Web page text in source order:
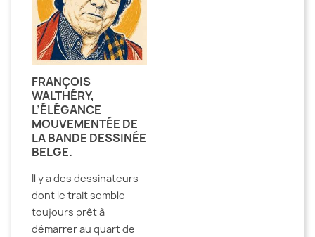
FRANÇOIS
WALTHÉRY,
L’ÉLÉGANCE
MOUVEMENTÉE DE
LA BANDE DESSINÉE
BELGE.
Il y a des dessinateurs
dont le trait semble
toujours prêt à
démarrer au quart de